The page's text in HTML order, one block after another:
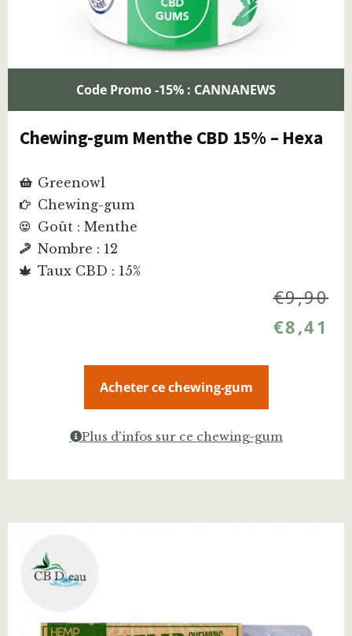
Code Promo -15% : CANNANEWS
Chewing-gum Menthe CBD 15% – Hexa
Greenowl
Chewing-gum
Goût : Menthe
Nombre : 12
Taux CBD : 15%
€9,90
€8,41
Acheter ce chewing-gum
Plus d'infos sur ce chewing-gum